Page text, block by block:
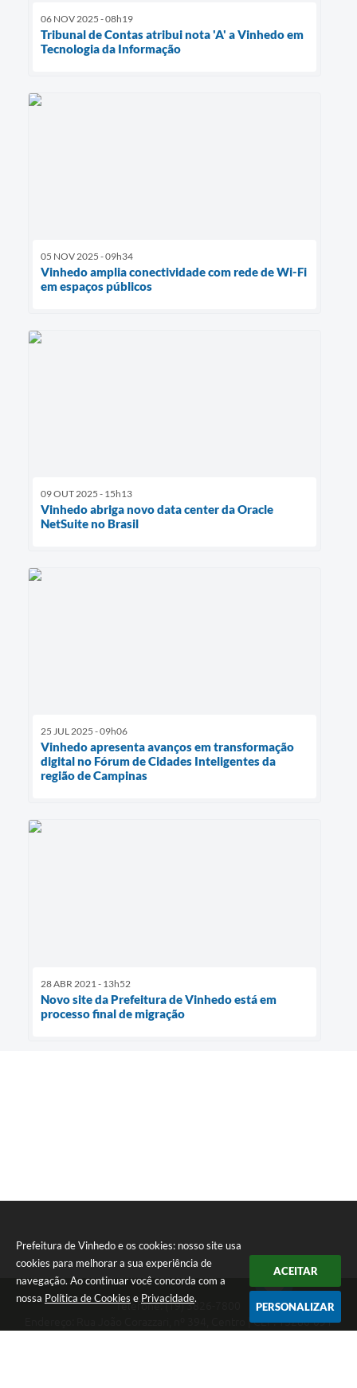
Prefeitura de Vinhedo e os cookies: nosso site usa
cookies para melhorar a sua experiência de
navegação. Ao continuar você concorda com a
nossa Política de Cookies e Privacidade.
ACEITAR
PERSONALIZAR
06 NOV 2025 - 08h19
Tribunal de Contas atribui nota 'A' a Vinhedo em
Tecnologia da Informação
05 NOV 2025 - 09h34
Vinhedo amplia conectividade com rede de Wi-Fi
em espaços públicos
09 OUT 2025 - 15h13
Vinhedo abriga novo data center da Oracle
NetSuite no Brasil
25 JUL 2025 - 09h06
Vinhedo apresenta avanços em transformação
digital no Fórum de Cidades Inteligentes da
região de Campinas
28 ABR 2021 - 13h52
Novo site da Prefeitura de Vinhedo está em
processo final de migração
Telefone: (19) 3826-7800
Endereço: Rua João Corazzari, nº 394, Centro | CEP: 13280-091